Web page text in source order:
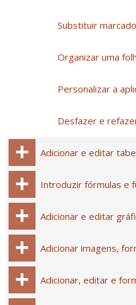
Substituir
Organizar uma
Personalizar a
Desfazer e
Adicionar e editar
Introduzir fórmulas e
Adicionar e editar
Adicionar imagens,
Adicionar, editar e